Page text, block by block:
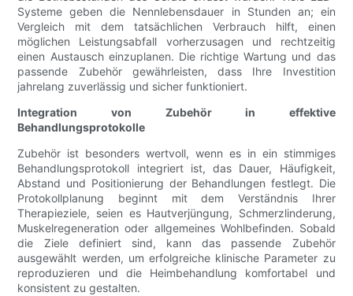
Systeme geben die Nennlebensdauer in Stunden an; ein
Vergleich mit dem tatsächlichen Verbrauch hilft, einen
möglichen Leistungsabfall vorherzusagen und rechtzeitig
einen Austausch einzuplanen. Die richtige Wartung und das
passende Zubehör gewährleisten, dass Ihre Investition
jahrelang zuverlässig und sicher funktioniert.
Integration von Zubehör in effektive
Behandlungsprotokolle
Zubehör ist besonders wertvoll, wenn es in ein stimmiges
Behandlungsprotokoll integriert ist, das Dauer, Häufigkeit,
Abstand und Positionierung der Behandlungen festlegt. Die
Protokollplanung beginnt mit dem Verständnis Ihrer
Therapieziele, seien es Hautverjüngung, Schmerzlinderung,
Muskelregeneration oder allgemeines Wohlbefinden. Sobald
die Ziele definiert sind, kann das passende Zubehör
ausgewählt werden, um erfolgreiche klinische Parameter zu
reproduzieren und die Heimbehandlung komfortabel und
konsistent zu gestalten.